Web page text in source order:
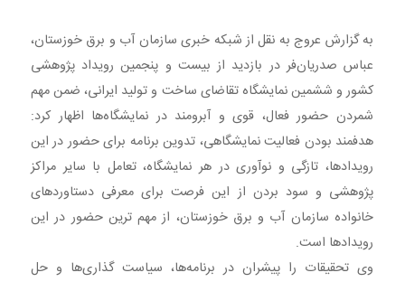
به گزارش عروج به نقل از شبکه خبری سازمان آب و برق خوزستان،
عباس صدریان‌فر در بازدید از بیست و پنجمین رویداد پژوهشی
کشور و ششمین نمایشگاه تقاضای ساخت و تولید ایرانی، ضمن مهم
شمردن حضور فعال، قوی و آبرومند در نمایشگاه‌ها اظهار کرد:
هدفمند بودن فعالیت نمایشگاهی، تدوین برنامه برای حضور در این
رویدادها، تازگی و نوآوری در هر نمایشگاه، تعامل با سایر مراکز
پژوهشی و سود بردن از این فرصت برای معرفی دستاوردهای
خانواده سازمان آب و برق خوزستان، از مهم ترین حضور در این
رویدادها است.
وی تحقیقات را پیشران در برنامه‌ها، سیاست گذاری‌ها و حل